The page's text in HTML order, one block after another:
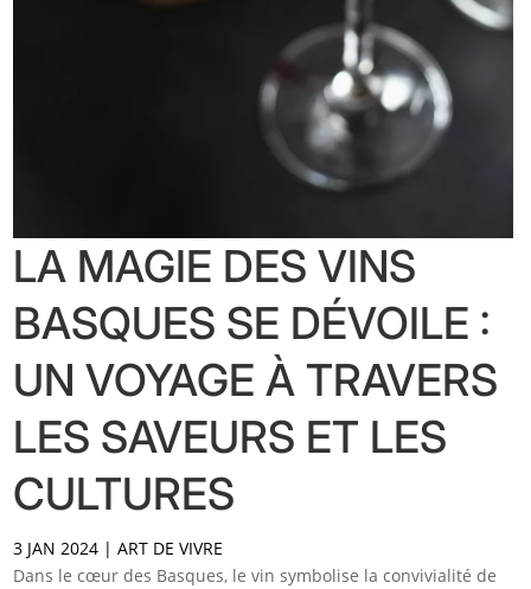
LA MAGIE DES VINS
BASQUES SE DÉVOILE :
UN VOYAGE À TRAVERS
LES SAVEURS ET LES
CULTURES
3 JAN 2024 |ART DE VIVRE
Dans le cœur des Basques, le vin symbolise la convivialité de